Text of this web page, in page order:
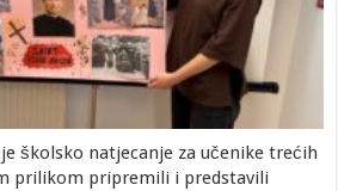
školsko natjecanje za učenike trećih
prilikom pripremili i predstavili